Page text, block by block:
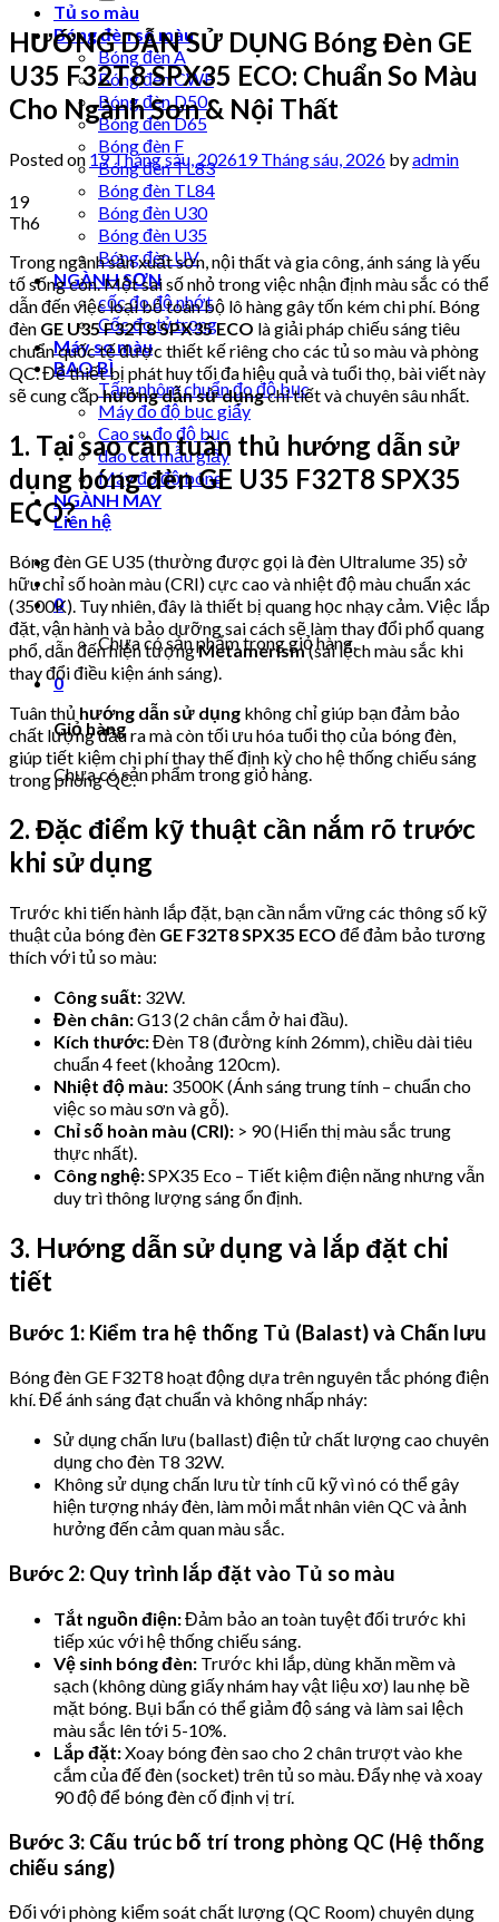
Tủ so màu
Bóng đèn so màu
Bóng đèn A
Bóng đèn CWF
Bóng đèn D50
Bóng đèn D65
Bóng đèn F
Bóng đèn TL83
Bóng đèn TL84
Bóng đèn U30
Bóng đèn U35
Bóng đèn UV
NGÀNH SƠN
cốc đo độ nhớt
Cốc đo tỷ trọng
Máy so màu
BAO BÌ
Tấm nhôm chuẩn đo độ bục
Máy đo độ bục giấy
Cao su đo độ bục
dao cắt mẫu giấy
Máy đo độ bóng
NGÀNH MAY
Liên hệ
0
Chưa có sản phẩm trong giỏ hàng.
0
Giỏ hàng
Chưa có sản phẩm trong giỏ hàng.
HƯỚNG DẪN SỬ DỤNG Bóng Đèn GE
U35 F32T8 SPX35 ECO: Chuẩn So Màu
Cho Ngành Sơn & Nội Thất
Posted on 19 Tháng sáu, 202619 Tháng sáu, 2026 byadmin
19
Th6
Trong ngành sản xuất sơn, nội thất và gia công, ánh sáng là yếu
tố sống còn. Một sai số nhỏ trong việc nhận định màu sắc có thể
dẫn đến việc loại bỏ toàn bộ lô hàng gây tốn kém chi phí. Bóng
đèn GE U35 F32T8 SPX35 ECO là giải pháp chiếu sáng tiêu
chuẩn quốc tế được thiết kế riêng cho các tủ so màu và phòng
QC. Để thiết bị phát huy tối đa hiệu quả và tuổi thọ, bài viết này
sẽ cung cấphướng dẫn sử dụngchi tiết và chuyên sâu nhất.
1. Tại sao cần tuân thủ hướng dẫn sử
dụng bóng đèn GE U35 F32T8 SPX35
ECO?
Bóng đèn GE U35 (thường được gọi là đèn Ultralume 35) sở
hữu chỉ số hoàn màu (CRI) cực cao và nhiệt độ màu chuẩn xác
(3500K). Tuy nhiên, đây là thiết bị quang học nhạy cảm. Việc lắp
đặt, vận hành và bảo dưỡng sai cách sẽ làm thay đổi phổ quang
phổ, dẫn đến hiện tượngMetamerism(sai lệch màu sắc khi
thay đổi điều kiện ánh sáng).
Tuân thủ hướng dẫn sử dụng không chỉ giúp bạn đảm bảo
chất lượng đầu ra mà còn tối ưu hóa tuổi thọ của bóng đèn,
giúp tiết kiệm chi phí thay thế định kỳ cho hệ thống chiếu sáng
trong phòng QC.
2. Đặc điểm kỹ thuật cần nắm rõ trước
khi sử dụng
Trước khi tiến hành lắp đặt, bạn cần nắm vững các thông số kỹ
thuật của bóng đèn GE F32T8 SPX35 ECO để đảm bảo tương
thích với tủ so màu:
Công suất: 32W.
Đèn chân:G13 (2 chân cắm ở hai đầu).
Kích thước:Đèn T8 (đường kính 26mm), chiều dài tiêu
chuẩn 4 feet (khoảng 120cm).
Nhiệt độ màu: 3500K (Ánh sáng trung tính – chuẩn cho
việc so màu sơn và gỗ).
Chỉ số hoàn màu (CRI): > 90 (Hiển thị màu sắc trung
thực nhất).
Công nghệ:SPX35 Eco – Tiết kiệm điện năng nhưng vẫn
duy trì thông lượng sáng ổn định.
3. Hướng dẫn sử dụng và lắp đặt chi
tiết
Bước 1: Kiểm tra hệ thống Tủ (Balast) và Chấn lưu
Bóng đèn GE F32T8 hoạt động dựa trên nguyên tắc phóng điện
khí. Để ánh sáng đạt chuẩn và không nhấp nháy:
Sử dụng chấn lưu (ballast) điện tử chất lượng cao chuyên
dụng cho đèn T8 32W.
Không sử dụng chấn lưu từ tính cũ kỹ vì nó có thể gây
hiện tượng nháy đèn, làm mỏi mắt nhân viên QC và ảnh
hưởng đến cảm quan màu sắc.
Bước 2: Quy trình lắp đặt vào Tủ so màu
Tắt nguồn điện:Đảm bảo an toàn tuyệt đối trước khi
tiếp xúc với hệ thống chiếu sáng.
Vệ sinh bóng đèn: Trước khi lắp, dùng khăn mềm và
sạch (không dùng giấy nhám hay vật liệu xơ) lau nhẹ bề
mặt bóng. Bụi bẩn có thể giảm độ sáng và làm sai lệch
màu sắc lên tới 5-10%.
Lắp đặt:Xoay bóng đèn sao cho 2 chân trượt vào khe
cắm của đế đèn (socket) trên tủ so màu. Đẩy nhẹ và xoay
90 độ để bóng đèn cố định vị trí.
Bước 3: Cấu trúc bố trí trong phòng QC (Hệ thống
chiếu sáng)
Đối với phòng kiểm soát chất lượng (QC Room) chuyên dụng